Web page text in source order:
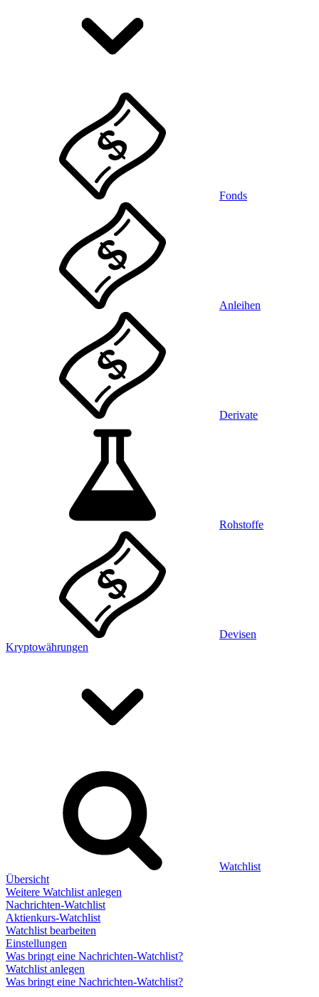
Fonds
Anleihen
Derivate
Rohstoffe
Devisen
Kryptowährungen
Watchlist
Übersicht
Weitere Watchlist anlegen
Nachrichten-Watchlist
Aktienkurs-Watchlist
Watchlist bearbeiten
Einstellungen
Was bringt eine Nachrichten-Watchlist?
Watchlist anlegen
Was bringt eine Nachrichten-Watchlist?